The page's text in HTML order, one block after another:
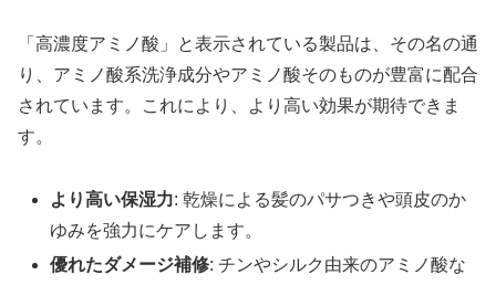
「高濃度アミノ酸」と表示されている製品は、その名の通
り、アミノ酸系洗浄成分やアミノ酸そのものが豊富に配合
されています。これにより、より高い効果が期待できま
す。
より高い保湿力: 乾燥による髪のパサつきや頭皮のか
ゆみを強力にケアします。
優れたダメージ補修: チンやシルク由来のアミノ酸な